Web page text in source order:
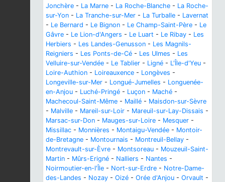
Jonchère - La Marne - La Roche-Blanche - La Roche-
sur-Yon - La Tranche-sur-Mer - La Turballe - Lavernat
- Le Bernard - Le Bignon - Le Champ-Saint-Père - Le
Gâvre - Le Lion-d'Angers - Le Luart - Le Ribay - Les
Herbiers - Les Landes-Genusson - Les Magnils-
Reigniers - Les Ponts-de-Cé - Les Ulmes - Les
Velluire-sur-Vendée - Le Tablier - Ligné - L'Île-d'Yeu -
Loire-Authion - Loireauxence - Longèves -
Longeville-sur-Mer - Longué-Jumelles - Longuenée-
en-Anjou - Luché-Pringé - Luçon - Maché -
Machecoul-Saint-Même - Maillé - Maisdon-sur-Sèvre
- Malville - Mareil-sur-Loir - Mareuil-sur-Lay-Dissais -
Marsac-sur-Don - Mauges-sur-Loire - Mesquer -
Missillac - Monnières - Montaigu-Vendée - Montoir-
de-Bretagne - Montournais - Montreuil-Bellay -
Montrevault-sur-Èvre - Montsoreau - Mouzeuil-Saint-
Martin - Mûrs-Erigné - Nalliers - Nantes -
Noirmoutier-en-l'Île - Nort-sur-Erdre - Notre-Dame-
des-Landes - Nozay - Oizé - Orée d'Anjou - Orvault -